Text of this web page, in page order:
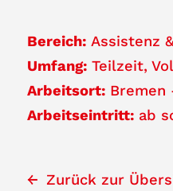
Bereich: Assistenz
Umfang: Teilzeit
Arbeitsort: Bremen
Arbeitseintritt: ab
Zurück zur